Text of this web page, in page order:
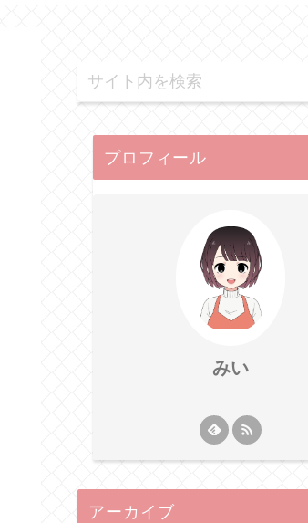
プロフィール
みい
アーカイブ